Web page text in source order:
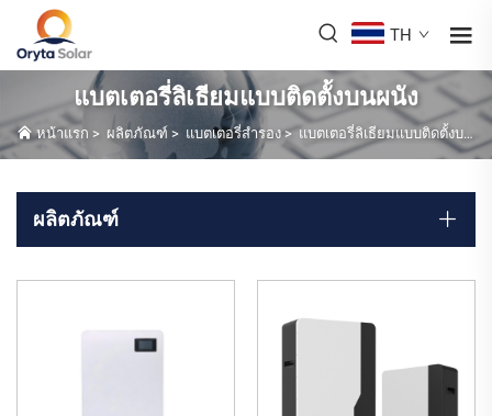
TH
แบตเตอรี่ลิเธียมแบบติดตั้งบนผนัง
หน้าแรก > ผลิตภัณฑ์ > แบตเตอรี่สำรอง>แบตเตอรี่ลิเธียมแบบติดตั้งบนผนัง
ผลิตภัณฑ์